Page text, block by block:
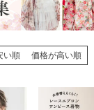
い順 価格が高い順